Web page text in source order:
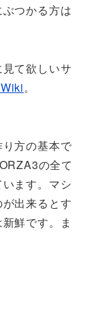
つかる方は
て欲しいサ
。
方の基本で
の全て
ます。マシ
出来るとす
鮮です。ま